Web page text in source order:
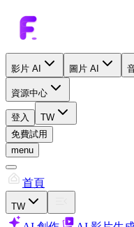
影片 AI 圖片 AI
資源中心
登入
TW
免費試用
menu
首頁
TW